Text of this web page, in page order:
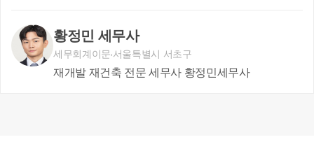
황정민 세무사
세무회계이문 서울특별시 서초구
재개발 재건축 전문 세무사 황정민세무사